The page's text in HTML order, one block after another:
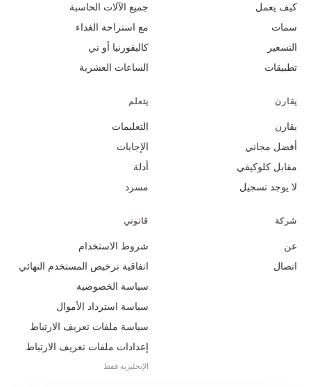
كيف يعمل
سمات
التسعير
تطبيقات
جميع الآلات الحاسبة
مع استراحة الغداء
كاليفورنيا أو تي
الساعات العشرية
يقارن
يقارن
أفضل مجاني
مقابل كلوكيفي
لا يوجد تسجيل
يتعلم
التعليمات
الإجابات
أدلة
مسرد
شركة
عن
اتصال
قانوني
شروط الاستخدام
اتفاقية ترخيص المستخدم النهائي
سياسة الخصوصية
سياسة استرداد الأموال
سياسة ملفات تعريف الارتباط
إعدادات ملفات تعريف الارتباط
الإنجليزية فقط